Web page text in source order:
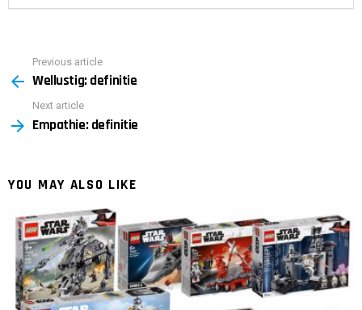
more
Previous article
Wellustig: definitie
Next article
Empathie: definitie
YOU MAY ALSO LIKE